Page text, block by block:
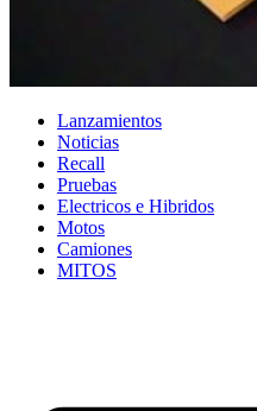
Lanzamientos
Noticias
Recall
Pruebas
Electricos e Hibridos
Motos
Camiones
MITOS